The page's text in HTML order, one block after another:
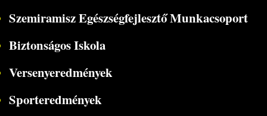
Szemiramisz Egészségfejlesztő Munkacsoport
Biztonságos Iskola
Versenyeredmények
Sporteredmények